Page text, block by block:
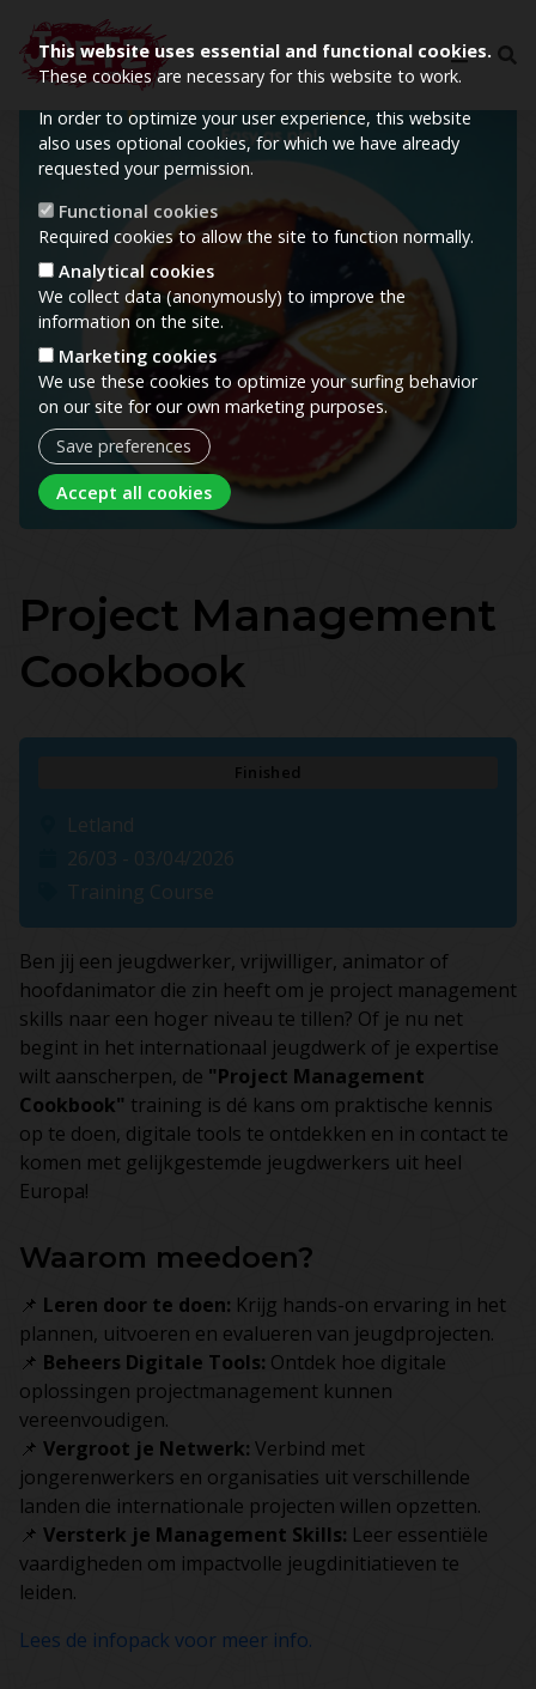
This website uses essential and functional cookies.
These cookies are necessary for this website to work.
In order to optimize your user experience, this website
also uses optional cookies, for which we have already
requested your permission.
Functional cookies
Required cookies to allow the site to function normally.
Analytical cookies
We collect data (anonymously) to improve the
information on the site.
Marketing cookies
We use these cookies to optimize your surfing behavior
on our site for our own marketing purposes.
Save preferences
Accept all cookies Withdraw consent
Image
Project Management
Cookbook
Finished
Letland
26/03 - 03/04/2026
Training Course
Ben jij een jeugdwerker, vrijwilliger, animator of
hoofdanimator die zin heeft om je project management
skills naar een hoger niveau te tillen? Of je nu net
begint in het internationaal jeugdwerk of je expertise
wilt aanscherpen, de "Project Management
Cookbook" training is dé kans om praktische kennis
op te doen, digitale tools te ontdekken en in contact te
komen met gelijkgestemde jeugdwerkers uit heel
Europa!
Waarom meedoen?
📌 Leren door te doen: Krijg hands-on ervaring in het
plannen, uitvoeren en evalueren van jeugdprojecten.
📌 Beheers Digitale Tools: Ontdek hoe digitale
oplossingen projectmanagement kunnen
vereenvoudigen.
📌 Vergroot je Netwerk: Verbind met
jongerenwerkers en organisaties uit verschillende
landen die internationale projecten willen opzetten.
📌 Versterk je Management Skills: Leer essentiële
vaardigheden om impactvolle jeugdinitiatieven te
leiden.
Lees de infopack voor meer info.